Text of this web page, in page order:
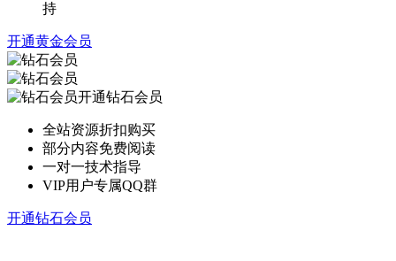
持
开通黄金会员
开通钻石会员
全站资源折扣购买
部分内容免费阅读
一对一技术指导
VIP用户专属QQ群
开通钻石会员